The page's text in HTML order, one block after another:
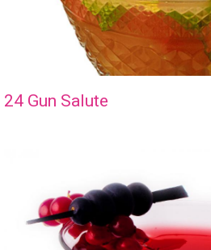
24 Gun Salute